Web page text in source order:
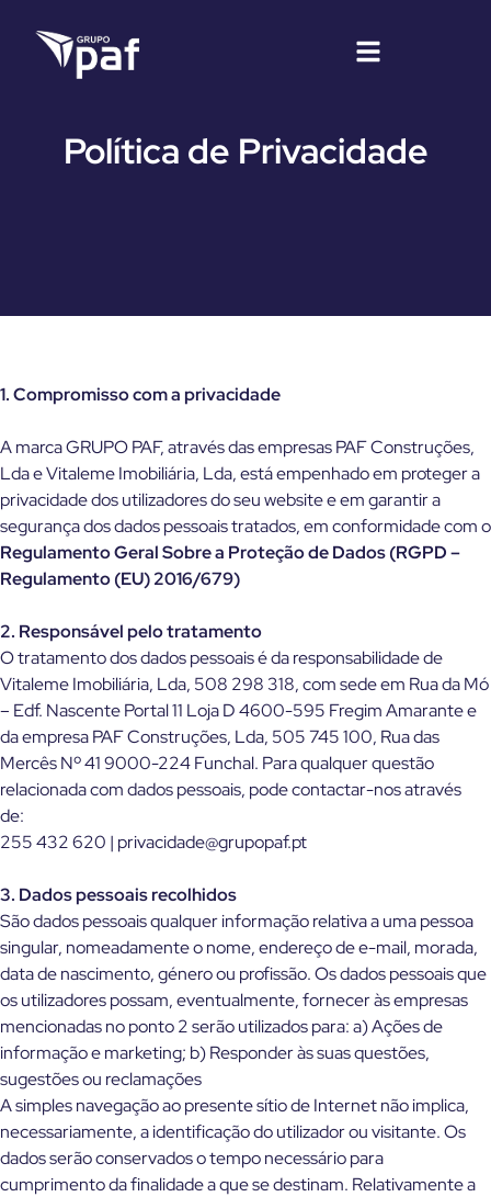
Política de Privacidade
1. Compromisso com a privacidade
A marca GRUPO PAF, através das empresas PAF Construções,
Lda e Vitaleme Imobiliária, Lda, está empenhado em proteger a
privacidade dos utilizadores do seu website e em garantir a
segurança dos dados pessoais tratados, em conformidade com o
Regulamento Geral Sobre a Proteção de Dados (RGPD –
Regulamento (EU) 2016/679)
2. Responsável pelo tratamento
O tratamento dos dados pessoais é da responsabilidade de
Vitaleme Imobiliária, Lda, 508 298 318, com sede em Rua da Mó
– Edf. Nascente Portal 11 Loja D 4600-595 Fregim Amarante e
da empresa PAF Construções, Lda, 505 745 100, Rua das
Mercês Nº 41 9000-224 Funchal. Para qualquer questão
relacionada com dados pessoais, pode contactar-nos através
de:
255 432 620 | privacidade@grupopaf.pt
3. Dados pessoais recolhidos
São dados pessoais qualquer informação relativa a uma pessoa
singular, nomeadamente o nome, endereço de e-mail, morada,
data de nascimento, género ou profissão. Os dados pessoais que
os utilizadores possam, eventualmente, fornecer às empresas
mencionadas no ponto 2 serão utilizados para: a) Ações de
informação e marketing; b) Responder às suas questões,
sugestões ou reclamações
A simples navegação ao presente sítio de Internet não implica,
necessariamente, a identificação do utilizador ou visitante. Os
dados serão conservados o tempo necessário para
cumprimento da finalidade a que se destinam. Relativamente a